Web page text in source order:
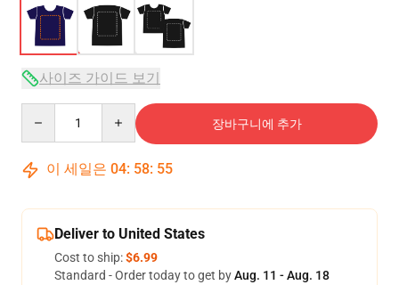
사이즈 가이드 보기
장바구니에 추가
이 세일은 04: 58: 54
Deliver to United States
Cost to ship:$6.99
Standard - Order today to get byAug. 11 - Aug. 18